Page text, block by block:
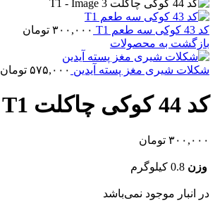
کد 43 کوکی سه طعم T1 ۳۰۰,۰۰۰ تومان
بازگشت به محصولات
شکلات شیری مغز پسته آیدین‎ ۵۷۵,۰۰۰ تومان
کد 44 کوکی چاکلت T1
۳۰۰,۰۰۰ تومان
وزن 0.8 کیلوگرم
در انبار موجود نمی‌باشد